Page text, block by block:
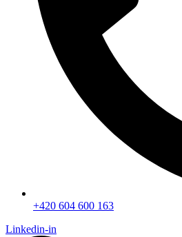
+420 604 600 163
Linkedin-in